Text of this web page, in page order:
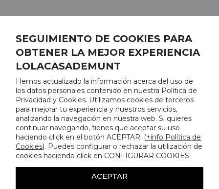
SEGUIMIENTO DE COOKIES PARA
OBTENER LA MEJOR EXPERIENCIA
LOLACASADEMUNT
Hemos actualizado la información acerca del uso de
los datos personales contenido en nuestra Política de
Privacidad y Cookies. Utilizamos cookies de terceros
para mejorar tu experiencia y nuestros servicios,
analizando la navegación en nuestra web. Si quieres
continuar navegando, tienes que aceptar su uso
haciendo click en el botón ACEPTAR. (+info Política de
Cookies). Puedes configurar o rechazar la utilización de
cookies haciendo click en CONFIGURAR COOKIES.
ACEPTAR